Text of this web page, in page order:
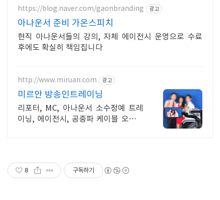
https://blog.naver.com/gaonbranding 광고
아나운서 준비 가온스피치
현직 아나운서들의 강의, 자체 에이전시 운영으로 수료
후에도 확실히 책임집니다
http://www.miruan.com 광고
미르안 방송인트레이닝
리포터, MC, 아나운서 소수정예 트레
이닝, 에이전시, 공중파 케이블 오디션
8 구독하기